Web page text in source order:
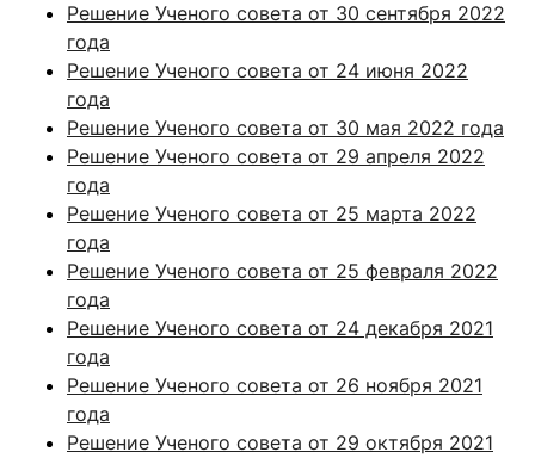
Решение Ученого совета от 30 сентября 2022
года
Решение Ученого совета от 24 июня 2022
года
Решение Ученого совета от 30 мая 2022 года
Решение Ученого совета от 29 апреля 2022
года
Решение Ученого совета от 25 марта 2022
года
Решение Ученого совета от 25 февраля 2022
года
Решение Ученого совета от 24 декабря 2021
года
Решение Ученого совета от 26 ноября 2021
года
Решение Ученого совета от 29 октября 2021